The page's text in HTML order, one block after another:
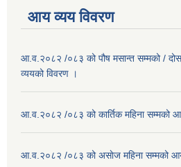
आय व्यय विवरण
आ.व.२०८२ /०८३ को पौष मसान्त सम्मको /
व्ययको विवरण ।
आ.व.२०८२ /०८३ को कार्तिक महिना सम्मको
आ.व.२०८२ /०८३ को असाेज महिना सम्मको